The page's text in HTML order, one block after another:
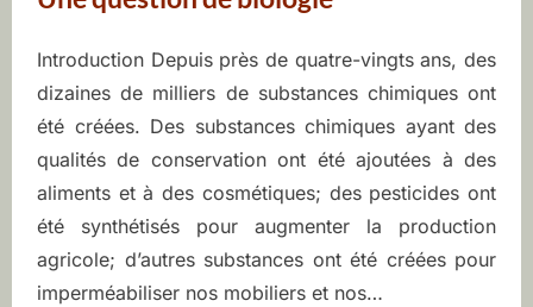
le
Posted
on
juin
9,
2022
By
ASEQ-
EHAQ
Introduction Depuis près de quatre-vingts ans, des
dizaines de milliers de substances chimiques ont
été créées. Des substances chimiques ayant des
qualités de conservation ont été ajoutées à des
aliments et à des cosmétiques; des pesticides ont
été synthétisés pour augmenter la production
agricole; d’autres substances ont été créées pour
imperméabiliser nos mobiliers et nos…